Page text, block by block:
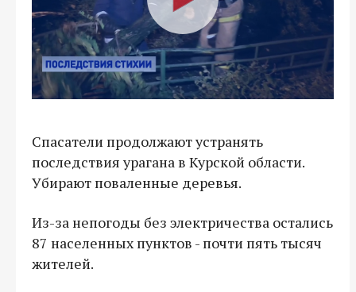
Спасатели продолжают устранять
последствия урагана в Курской области.
Убирают поваленные деревья.
Из-за непогоды без электричества остались
87 населенных пунктов - почти пять тысяч
жителей.